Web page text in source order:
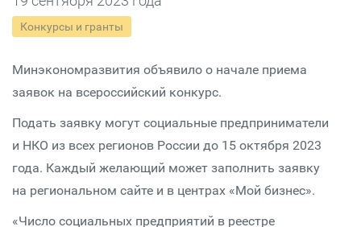
Конкурсы и гранты
Минэкономразвития объявило о начале приема
заявок на всероссийский конкурс.
Подать заявку могут социальные предприниматели
и НКО из всех регионов России до 15 октября 2023
года. Каждый желающий может заполнить заявку
на региональном сайте и в центрах «Мой бизнес».
«Число социальных предприятий в реестре